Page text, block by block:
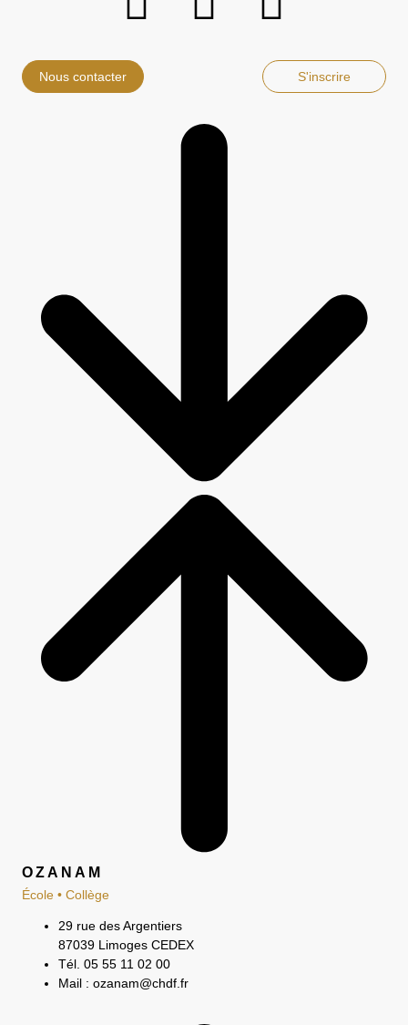
Nous contacter S'inscrire
OZANAM
École • Collège
29 rue des Argentiers
87039 Limoges CEDEX
Tél. 05 55 11 02 00
Mail : ozanam@chdf.fr